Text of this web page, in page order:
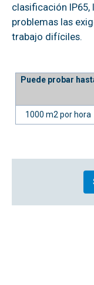
clasificación
problemas las
trabajo difíciles.
Puede probar
1000 m2 por hora